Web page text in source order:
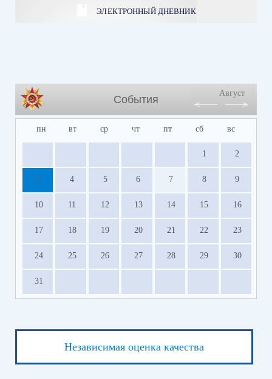
ЭЛЕКТРОННЫЙ ДНЕВНИК
События
Август
пн вт ср чт пт сб вс
1 2
3 4 5 6 7 8 9
10 11 12 13 14 15 16
17 18 19 20 21 22 23
24 25 26 27 28 29 30
31
Независимая оценка качества